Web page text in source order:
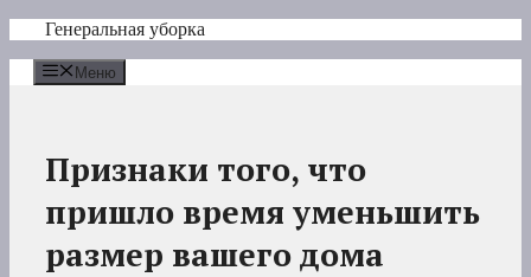
Перейти
содержимому
Генеральная уборка
Меню
Признаки того, что
пришло время уменьшить
размер вашего дома